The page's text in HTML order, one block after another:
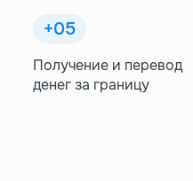
+05
Получение и перевод
денег за границу